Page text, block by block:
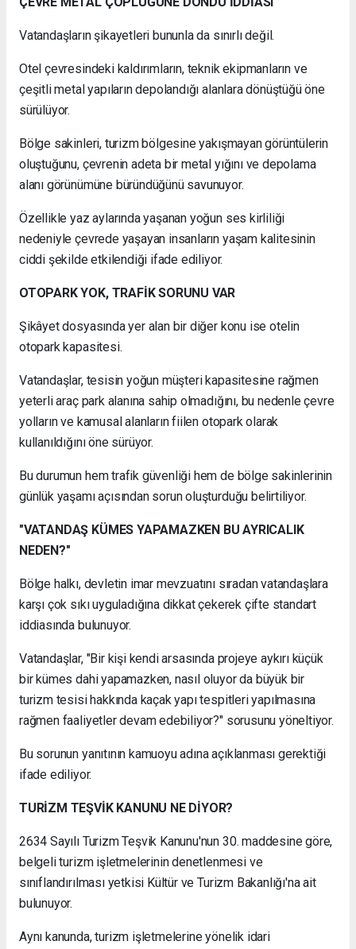
Vatandaşların şikayetleri bununla da sınırlı değil.
Otel çevresindeki kaldırımların, teknik ekipmanların ve
çeşitli metal yapıların depolandığı alanlara dönüştüğü öne
sürülüyor.
Bölge sakinleri, turizm bölgesine yakışmayan görüntülerin
oluştuğunu, çevrenin adeta bir metal yığını ve depolama
alanı görünümüne büründüğünü savunuyor.
Özellikle yaz aylarında yaşanan yoğun ses kirliliği
nedeniyle çevrede yaşayan insanların yaşam kalitesinin
ciddi şekilde etkilendiği ifade ediliyor.
OTOPARK YOK, TRAFİK SORUNU VAR
Şikâyet dosyasında yer alan bir diğer konu ise otelin
otopark kapasitesi.
Vatandaşlar, tesisin yoğun müşteri kapasitesine rağmen
yeterli araç park alanına sahip olmadığını, bu nedenle çevre
yolların ve kamusal alanların fiilen otopark olarak
kullanıldığını öne sürüyor.
Bu durumun hem trafik güvenliği hem de bölge sakinlerinin
günlük yaşamı açısından sorun oluşturduğu belirtiliyor.
"VATANDAŞ KÜMES YAPAMAZKEN BU AYRICALIK
NEDEN?"
Bölge halkı, devletin imar mevzuatını sıradan vatandaşlara
karşı çok sıkı uyguladığına dikkat çekerek çifte standart
iddiasında bulunuyor.
Vatandaşlar, "Bir kişi kendi arsasında projeye aykırı küçük
bir kümes dahi yapamazken, nasıl oluyor da büyük bir
turizm tesisi hakkında kaçak yapı tespitleri yapılmasına
rağmen faaliyetler devam edebiliyor?" sorusunu yöneltiyor.
Bu sorunun yanıtının kamuoyu adına açıklanması gerektiği
ifade ediliyor.
TURİZM TEŞVİK KANUNU NE DİYOR?
2634 Sayılı Turizm Teşvik Kanunu'nun 30. maddesine göre,
belgeli turizm işletmelerinin denetlenmesi ve
sınıflandırılması yetkisi Kültür ve Turizm Bakanlığı'na ait
bulunuyor.
Aynı kanunda, turizm işletmelerine yönelik idari